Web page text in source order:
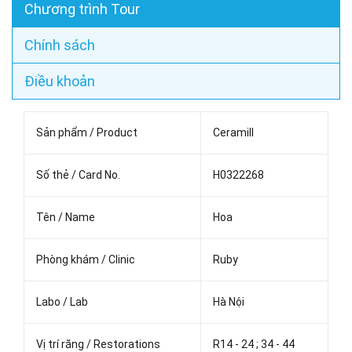
Chương trình Tour
Chính sách
Điều khoản
Sản phẩm / Product Ceramill
Số thẻ / Card No. H0322268
Tên / Name Hoa
Phòng khám / Clinic Ruby
Labo / Lab Hà Nội
Vị trí răng / Restorations R14 - 24 ; 34 - 44